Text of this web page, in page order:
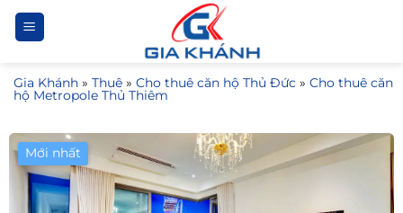
Bỏ
qua
dung
Gia Khánh » Thuê » Cho thuê căn hộ Thủ Đức » Cho thuê căn
hộ Metropole Thủ Thiêm
Mới nhất